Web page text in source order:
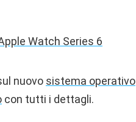
Watch Series 6
nuovo sistema operativo
con tutti i dettagli.